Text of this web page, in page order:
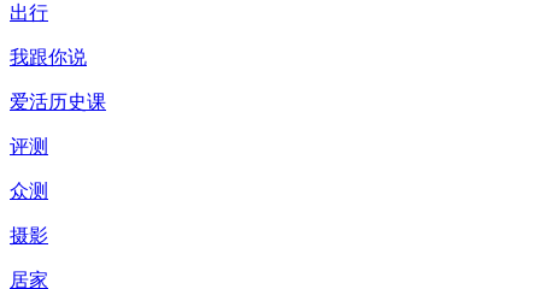
出行
我跟你说
爱活历史课
评测
众测
摄影
居家